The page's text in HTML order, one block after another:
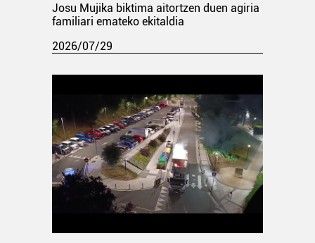
Josu Mujika biktima aitortzen duen agiria
familiari emateko ekitaldia
2026/07/29